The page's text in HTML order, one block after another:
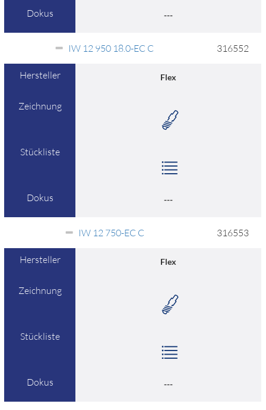
Dokus ---
IW 12 950 18.0-EC C 316552
Hersteller Flex
Zeichnung
Stückliste
Dokus ---
IW 12 750-EC C 316553
Hersteller Flex
Zeichnung
Stückliste
Dokus ---